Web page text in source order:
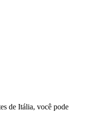
de Itália, você pode